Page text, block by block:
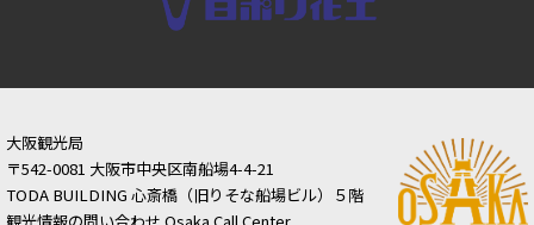
大阪観光局
〒542-0081 大阪市中央区南船場4-4-21
TODA BUILDING 心斎橋（旧りそな船場ビル）５階